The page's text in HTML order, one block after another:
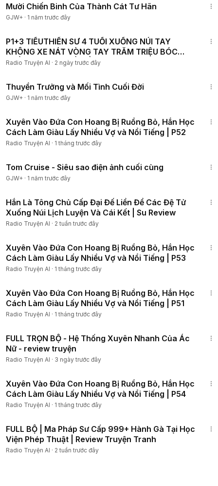
Mười Chiến Binh Của Thành Cát Tư Hãn
GJW+ · 1 năm trước đây
P1+3 TIỂUTHIỀN SƯ 4 TUỔI XUỐNG NÚI TAY
KHÔNG XE NÁT VÒNG TAY TRĂM TRIỆU BÓC
TRẦN SỰ THẬT VỀ TIỂU TAM
Radio Truyện AI · 2 ngày trước đây
Thuyền Trưởng và Mối Tình Cuối Đời
GJW+ · 1 năm trước đây
Xuyên Vào Đứa Con Hoang Bị Ruồng Bỏ, Hắn Học
Cách Làm Giàu Lấy Nhiều Vợ và Nổi Tiếng | P52
Radio Truyện AI · 1 tháng trước đây
Tom Cruise - Siêu sao điện ảnh cuối cùng
GJW+ · 1 năm trước đây
Hắn Là Tông Chủ Cấp Đại Đế Liền Để Các Đệ Tử
Xuống Núi Lịch Luyện Và Cái Kết | Su Review
Radio Truyện AI · 2 tuần trước đây
Xuyên Vào Đứa Con Hoang Bị Ruồng Bỏ, Hắn Học
Cách Làm Giàu Lấy Nhiều Vợ và Nổi Tiếng | P53
Radio Truyện AI · 1 tháng trước đây
Xuyên Vào Đứa Con Hoang Bị Ruồng Bỏ, Hắn Học
Cách Làm Giàu Lấy Nhiều Vợ và Nổi Tiếng | P51
Radio Truyện AI · 1 tháng trước đây
FULL TRỌN BỘ - Hệ Thống Xuyên Nhanh Của Ác
Nữ - review truyện
Radio Truyện AI · 3 ngày trước đây
Xuyên Vào Đứa Con Hoang Bị Ruồng Bỏ, Hắn Học
Cách Làm Giàu Lấy Nhiều Vợ và Nổi Tiếng | P54
Radio Truyện AI · 1 tháng trước đây
FULL BỘ | Ma Pháp Sư Cấp 999+ Hành Gà Tại Học
Viện Phép Thuật | Review Truyện Tranh
Radio Truyện AI · 2 tuần trước đây